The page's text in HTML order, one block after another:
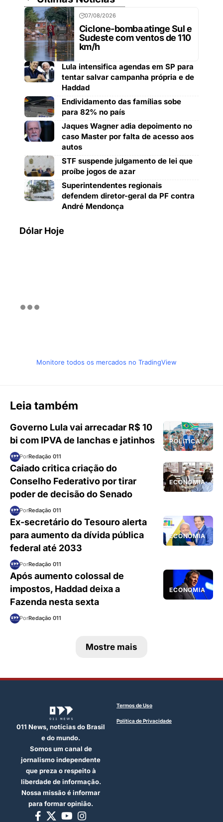
07/08/2026
Ciclone-bomba atinge Sul e
Sudeste com ventos de 110
km/h
Lula intensifica agendas em SP para
tentar salvar campanha própria e de
Haddad
Endividamento das famílias sobe
para 82% no país
Jaques Wagner adia depoimento no
caso Master por falta de acesso aos
autos
STF suspende julgamento de lei que
proíbe jogos de azar
Superintendentes regionais
defendem diretor-geral da PF contra
André Mendonça
Dólar Hoje
Monitore todos os mercados no TradingView
Leia também
POLÍTICA
Governo Lula vai arrecadar R$ 10
bi com IPVA de lanchas e jatinhos
PorRedação 011
ECONOMIA
Caiado critica criação do
Conselho Federativo por tirar
poder de decisão do Senado
PorRedação 011
ECONOMIA
Ex-secretário do Tesouro alerta
para aumento da dívida pública
federal até 2033
PorRedação 011
ECONOMIA
Após aumento colossal de
impostos, Haddad deixa a
Fazenda nesta sexta
PorRedação 011
Mostre mais
011 News, notícias do Brasil
e do mundo.
Somos um canal de
jornalismo independente
que preza o respeito à
liberdade de informação.
Nossa missão é informar
para formar opinião.
Termos de Uso
Política de Privacidade